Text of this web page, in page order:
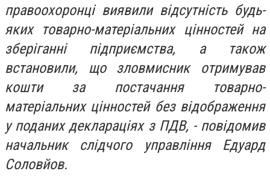
правоохоронці виявили відсутність будь-
яких товарно-матеріальних цінностей на
зберіганні підприємства, а також
встановили, що зловмисник отримував
кошти за постачання товарно-
матеріальних цінностей без відображення
у поданих деклараціях з ПДВ, - повідомив
начальник слідчого управління Едуард
Соловйов.